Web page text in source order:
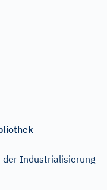
der Industrialisierung